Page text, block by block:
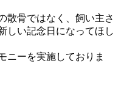
散骨ではなく、飼い主さ
しい記念日になってほし
ニーを実施しておりま